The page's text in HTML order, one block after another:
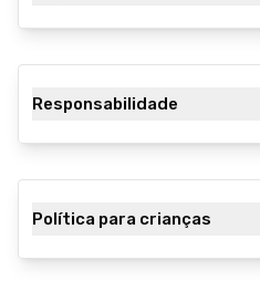
Responsabilidade
Política para crianças